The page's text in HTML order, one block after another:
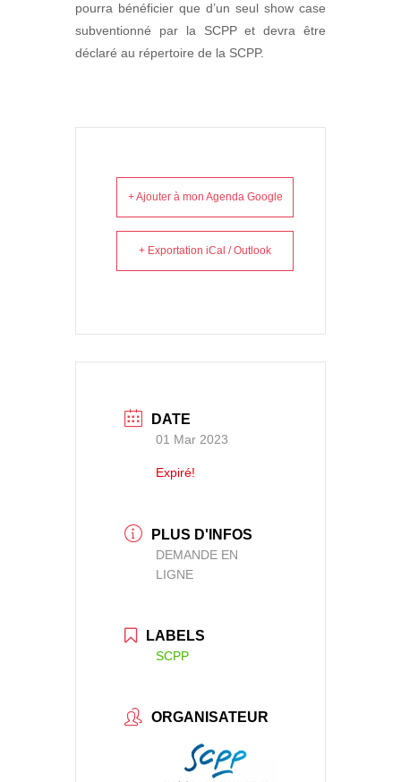
pourra bénéficier que d’un seul show case
subventionné par la SCPP et devra être
déclaré au répertoire de la SCPP.
+ Ajouter à mon Agenda Google
+ Exportation iCal / Outlook
DATE
01 Mar 2023
Expiré!
PLUS D'INFOS
DEMANDE EN
LIGNE
LABELS
SCPP
ORGANISATEUR